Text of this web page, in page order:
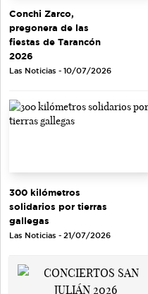
Conchi Zarco,
pregonera de las
fiestas de Tarancón
2026
Las Noticias - 10/07/2026
300 kilómetros
solidarios por tierras
gallegas
Las Noticias - 21/07/2026